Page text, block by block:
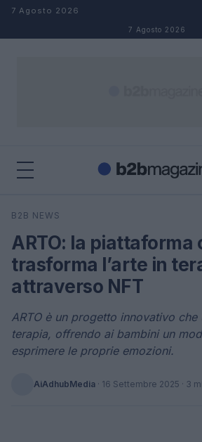
Salta al contenuto
7 Agosto 2026
7 Agosto 2026
Cerca
B2B NEWS
ARTO: la piattaforma
trasforma l’arte in
attraverso NFT
ARTO è un progetto innovativo che
terapia, offrendo ai bambini un
esprimere le proprie emozioni.
AiAdhubMedia · 16 Settembre 2025 · 3